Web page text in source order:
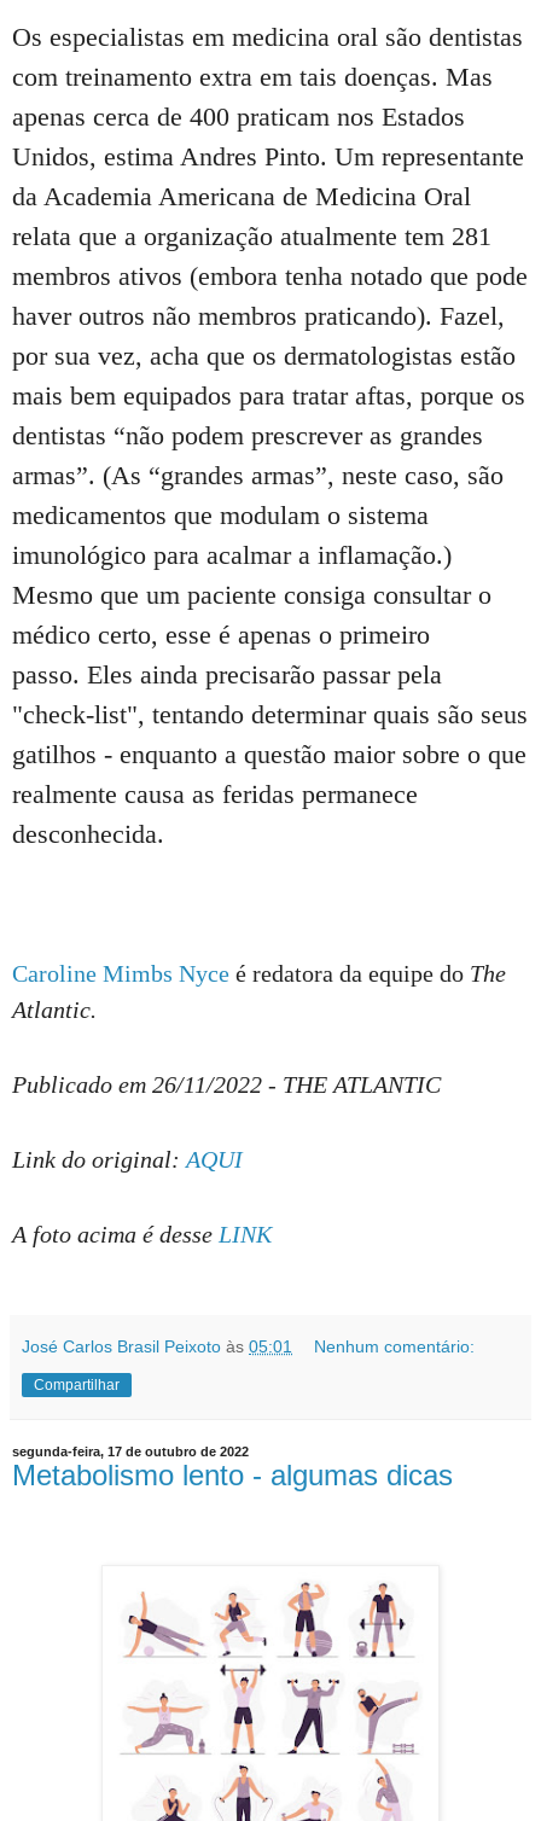
Os especialistas em medicina oral são dentistas
com treinamento extra em tais doenças. Mas
apenas cerca de 400 praticam nos Estados
Unidos, estima Andres Pinto. Um representante
da Academia Americana de Medicina Oral
relata que a organização atualmente tem 281
membros ativos (embora tenha notado que pode
haver outros não membros praticando). Fazel,
por sua vez, acha que os dermatologistas estão
mais bem equipados para tratar aftas, porque os
dentistas “não podem prescrever as grandes
armas”. (As “grandes armas”, neste caso, são
medicamentos que modulam o sistema
imunológico para acalmar a inflamação.)
Mesmo que um paciente consiga consultar o
médico certo, esse é apenas o primeiro
passo. Eles ainda precisarão passar pela
"check-list", tentando determinar quais são seus
gatilhos - enquanto a questão maior sobre o que
realmente causa as feridas permanece
desconhecida.
Caroline Mimbs Nyce é redatora da equipe do The
Atlantic.
Publicado em 26/11/2022 - THE ATLANTIC
Link do original:AQUI
A foto acima é desse LINK
José Carlos Brasil Peixoto às 05:01 Nenhum comentário:
Compartilhar
segunda-feira, 17 de outubro de 2022
Metabolismo lento - algumas dicas